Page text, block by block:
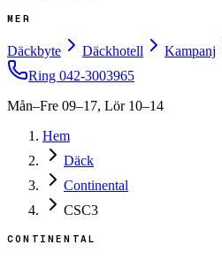
MER
Däckbyte Däckhotell Kampanj
Ring 042-3003965
Mån–Fre 09–17, Lör 10–14
Hem
Däck
Continental
CSC3
CONTINENTAL